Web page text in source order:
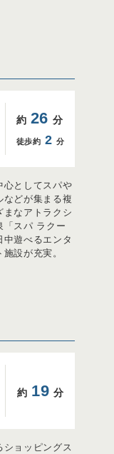
約 26 分
徒歩約 2 分
心としてスパや
などが集まる複
まなアトラクシ
「スパ ラクー
中遊べるエンタ
設が充実。
約 19 分
ショッピングス